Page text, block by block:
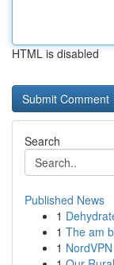
HTML is disabled
Search
Published News
1
1 The am
1